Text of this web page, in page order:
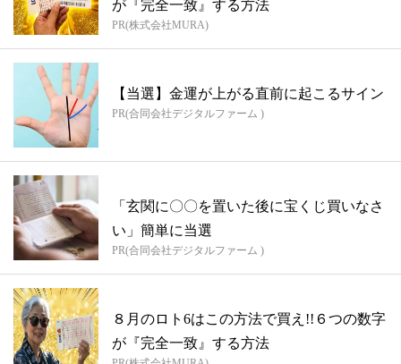
が『完全一致』する方法
PR(株式会社MURA)
【当選】金運が上がる直前に起こるサイン
PR(合同会社デジタルファーム )
「玄関に〇〇を置いた後に宝くじ買いなさ
い」簡単に当選
PR(合同会社デジタルファーム )
８月のロト6はこの方法で買え!!６つの数字
が『完全一致』する方法